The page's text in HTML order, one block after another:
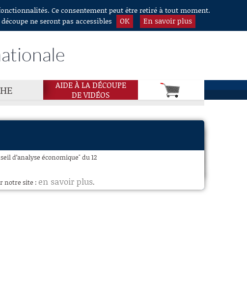
Ce consentement peut être retiré à tout moment.
ne seront pas accessibles
OK En savoir plus
AIDE À LA DÉCOUPE
DE VIDÉOS
d’analyse économique" du 12
notre site : en savoir plus.